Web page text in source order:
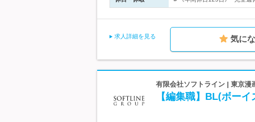
求人詳細を見る 気に
有限会社ソフトライン | 東京
【編集職】BL(ボー